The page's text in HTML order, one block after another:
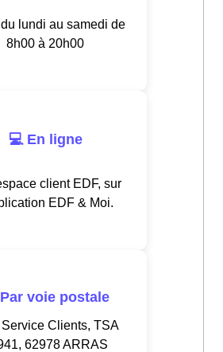
lundi au samedi de
8h00 à 20h00
💻 En ligne
client EDF, sur
EDF & Moi.
voie postale
Service Clients, TSA
62978 ARRAS